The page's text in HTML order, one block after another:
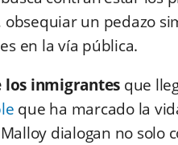
un pedazo
en la vía pública.
los inmigrantes que
que ha marcado la
dialogan no solo